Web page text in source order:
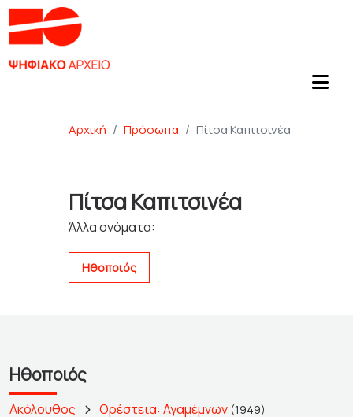
Αρχική Πρόσωπα Πίτσα Καπιτσινέα
Πίτσα Καπιτσινέα
Άλλα ονόματα:
Ηθοποιός
Ηθοποιός
Ακόλουθος Ορέστεια: Αγαμέμνων (1949)